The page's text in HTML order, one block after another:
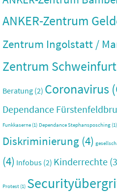
ANKER-Zentrum
Zentrum Ingolstatt /
Zentrum Schweinfurt
Beratung (2) Coronavirus
Dependance
Funkkaserne (1) Dependance Stephansposching (1)
Diskriminierung (4)
(4) Infobus (2) Kinderrechte
Protest (1)